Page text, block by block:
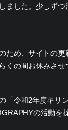
ました。少しずつ
ため、サイトの更
くの間お休みさせ
「令和2年度キリ
の活動を